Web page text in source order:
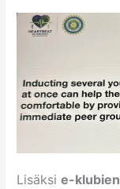
Lisäksie-klubien